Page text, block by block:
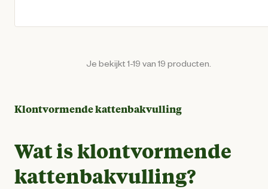
Huidige prijs € 10,50
Je bekijkt 1-19 van 19 producten.
Klontvormende kattenbakvulling
Wat is klontvormende
kattenbakvulling?